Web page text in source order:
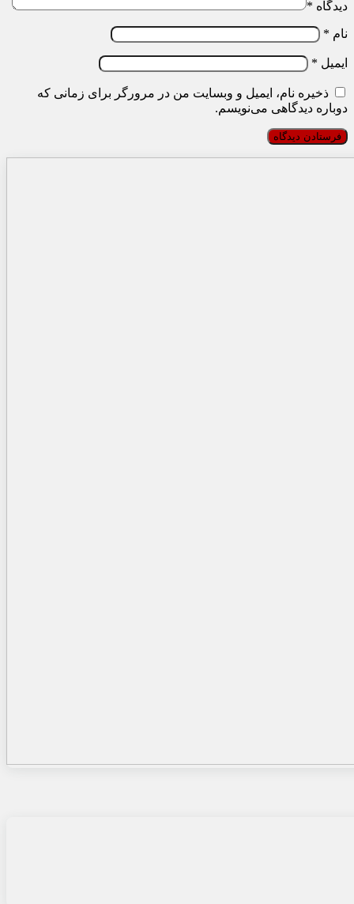
دیدگاه *
نام *
ایمیل *
ذخیره نام، ایمیل و وبسایت من در مرورگر برای زمانی که
دوباره دیدگاهی می‌نویسم.